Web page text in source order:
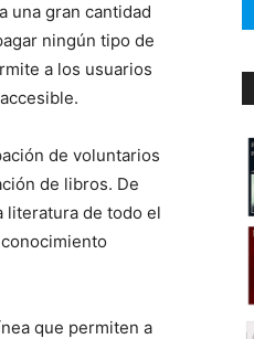
una gran cantidad
ningún tipo de
a los usuarios
de voluntarios
de libros. De
literatura de todo el
que permiten a